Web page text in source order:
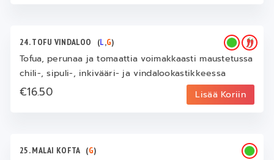
24. TOFU VINDALOO (L,G)
Tofua, perunaa ja tomaattia voimakkaasti maustetussa
chili-, sipuli-, inkivääri- ja vindalookastikkeessa
€16.50 Lisää Koriin
25. MALAI KOFTA (G)